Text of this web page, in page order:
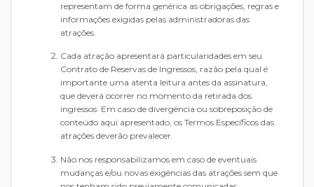
representam de forma genérica as obrigações, regras e
informações exigidas pelas administradoras das
atrações.
Cada atração apresentará particularidades em seu
Contrato de Reservas de Ingressos, razão pela qual é
importante uma atenta leitura antes da assinatura,
que deverá ocorrer no momento da retirada dos
ingressos. Em caso de divergência ou sobreposição de
conteúdo aqui apresentado, os Termos Específicos das
atrações deverão prevalecer.
Não nos responsabilizamos em caso de eventuais
mudanças e/ou novas exigências das atrações sem que